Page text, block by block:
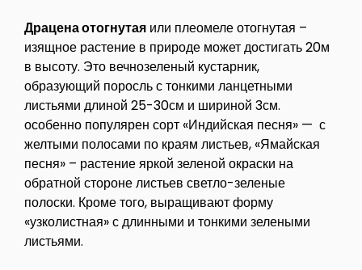
Драцена отогнутая или плеомеле отогнутая –
изящное растение в природе может достигать 20м
в высоту. Это вечнозеленый кустарник,
образующий поросль с тонкими ланцетными
листьями длиной 25-30см и шириной 3см.
особенно популярен сорт «Индийская песня» — с
желтыми полосами по краям листьев, «Ямайская
песня» – растение яркой зеленой окраски на
обратной стороне листьев светло-зеленые
полоски. Кроме того, выращивают форму
«узколистная» с длинными и тонкими зелеными
листьями.